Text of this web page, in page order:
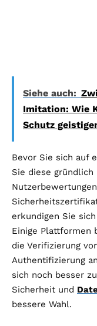
Siehe auch:
Imitation: Wie
Schutz
Bevor Sie sich auf
Sie diese
erkundigen Sie
Einige Plattformen
die Verifizierung
Authentifizierung
sich noch besser
Sicherheit und
bessere Wahl.